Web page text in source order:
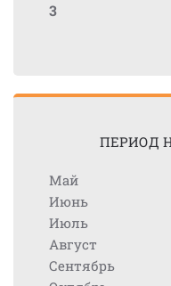
3
ПЕРИОД
Май
Июнь
Июль
Август
Сентябрь